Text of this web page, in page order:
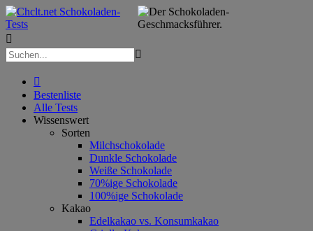



Bestenliste
Alle Tests
Wissenswert
Sorten
Milchschokolade
Dunkle Schokolade
Weiße Schokolade
70%ige Schokolade
100%ige Schokolade
Kakao
Edelkakao vs. Konsumkakao